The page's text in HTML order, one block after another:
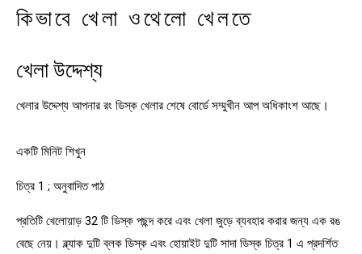
কিভাবে খেলা ওথেলো খেলতে
খেলা উদ্দেশ্য
খেলার উদ্দেশ্য আপনার রং ডিস্ক খেলার শেষে বোর্ডে সম্মুখীন আপ অধিকাংশ আছে।
একটি মিনিট শিখুন
চিত্র 1 ; অনুবাদিত পাঠ
প্রতিটি খেলোয়াড় 32 টি ডিস্ক পছন্দ করে এবং খেলা জুড়ে ব্যবহার করার জন্য এক রঙ
বেছে নেয়। ব্ল্যাক দুটি ব্লক ডিস্ক এবং হোয়াইট দুটি সাদা ডিস্ক চিত্র 1 এ প্রদর্শিত